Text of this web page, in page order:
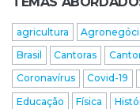
agricultura
Brasil
Cantoras
Coronavírus
Covid-19
Educação
Física